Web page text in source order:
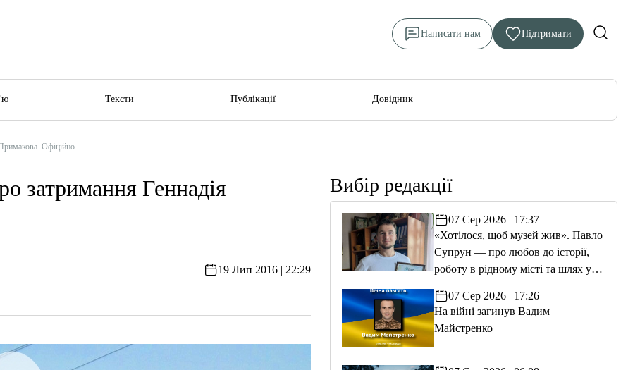
Написати нам Підтримати
Тексти Публікації Довідник
Офіційно
затримання Геннадія
19 Лип 2016 | 22:29
Вибір редакції
07 Сер 2026 | 17:37
«Хотілося, щоб музей жив». Павло
Супрун — про любов до історії,
роботу в рідному місті та шлях у
07 Сер 2026 | 17:26
На війні загинув Вадим
Майстренко